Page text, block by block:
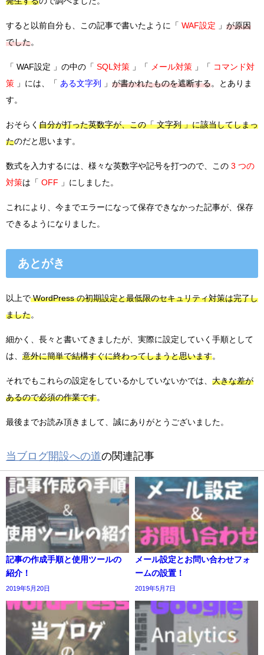
すると以前自分も、この記事で書いたように「 WAF設定 」 が原因
でした。
「 WAF設定 」の中の「 SQL対策 」「 メール対策 」「
コマンド対
策 」には、「 ある文字列 」 が書かれたものを遮断する。とありま
す。
おそらく 自分が打った英数字が、この「 文字列 」に該当してしまっ
たのだと思います。
数式を入力するには、様々な英数字や記号を打つので、この 3 つの
対策は「 OFF 」にしました。
これにより、今までエラーになって保存できなかった記事が、保存
できるようになりました。
あとがき
以上でWordPress の初期設定と最低限のセキュリティ対策は完了し
ました
細かく、長々と書いてきましたが、実際に設定していく手順として
は、 意外に簡単で結構すぐに終わってしまうと思います
それでもこれらの設定をしているかしていないかでは、 大きな差が
あるので必須の作業です
最後までお読み頂きまして、誠にありがとうございました。
当ブログ開設への道の関連記事
記事の作成手順と使用ツールの
紹介！
2019年5月20日
メール設定とお問い合わせフォ
ームの設置！
2019年5月7日